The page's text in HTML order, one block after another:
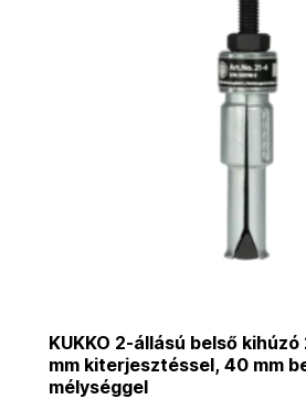
KUKKO 2-állású belső
mm kiterjesztéssel, 40 mm
mélységgel